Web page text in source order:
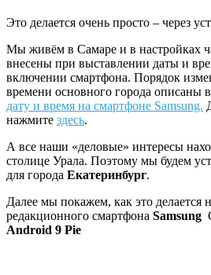
Это делается очень просто – через
Мы живём в Самаре и в настройках
внесены при выставлении даты и
включении смартфона. Порядок
времени основного города описаны в
дату и время на смартфоне Samsung.
нажмите здесь.
А все наши «деловые» интересы
столице Урала. Поэтому мы будем
для города Екатеринбург.
Далее мы покажем, как это делается
редакционного смартфона Samsung
Android 9 Pie